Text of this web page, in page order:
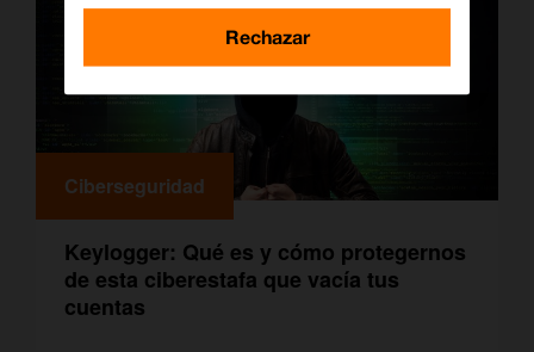
Ciberseguridad
Keylogger: Qué es y cómo protegernos
de esta ciberestafa que vacía tus
cuentas
Rechazar